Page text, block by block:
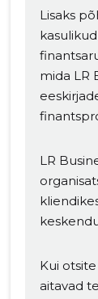
Lisaks
mida LR
LR
Kui
aitavad